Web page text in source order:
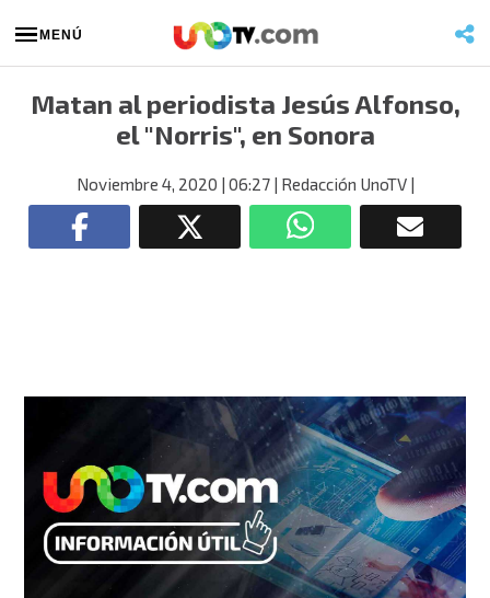
MENÚ
Matan al periodista Jesús Alfonso,
el "Norris", en Sonora
Noviembre 4, 2020 | 06:27| Redacción UnoTV|